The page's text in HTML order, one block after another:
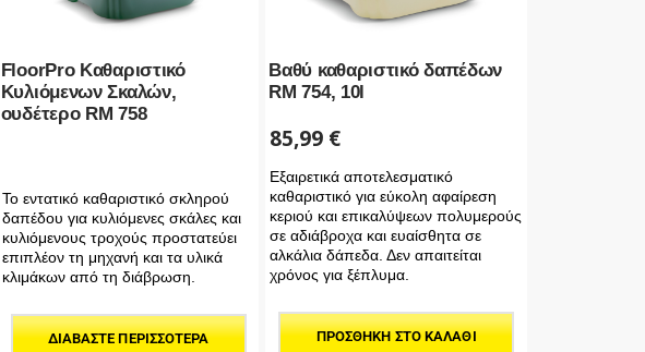
FloorPro Καθαριστικό
Κυλιόμενων Σκαλών,
ουδέτερο RM 758
Το εντατικό καθαριστικό σκληρού
δαπέδου για κυλιόμενες σκάλες και
κυλιόμενους τροχούς προστατεύει
επιπλέον τη μηχανή και τα υλικά
κλιμάκων από τη διάβρωση.
ΔΙΑΒΆΣΤΕ ΠΕΡΙΣΣΌΤΕΡΑ
Βαθύ καθαριστικό δαπέδων
RM 754, 10l
85,99 €
Εξαιρετικά αποτελεσματικό
καθαριστικό για εύκολη αφαίρεση
κεριού και επικαλύψεων πολυμερούς
σε αδιάβροχα και ευαίσθητα σε
αλκάλια δάπεδα. Δεν απαιτείται
χρόνος για ξέπλυμα.
ΠΡΟΣΘΉΚΗ ΣΤΟ ΚΑΛΆΘΙ